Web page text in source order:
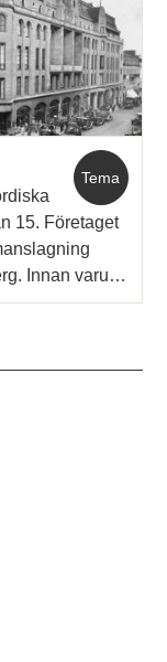
Tema
15. Företaget
Innan varu…